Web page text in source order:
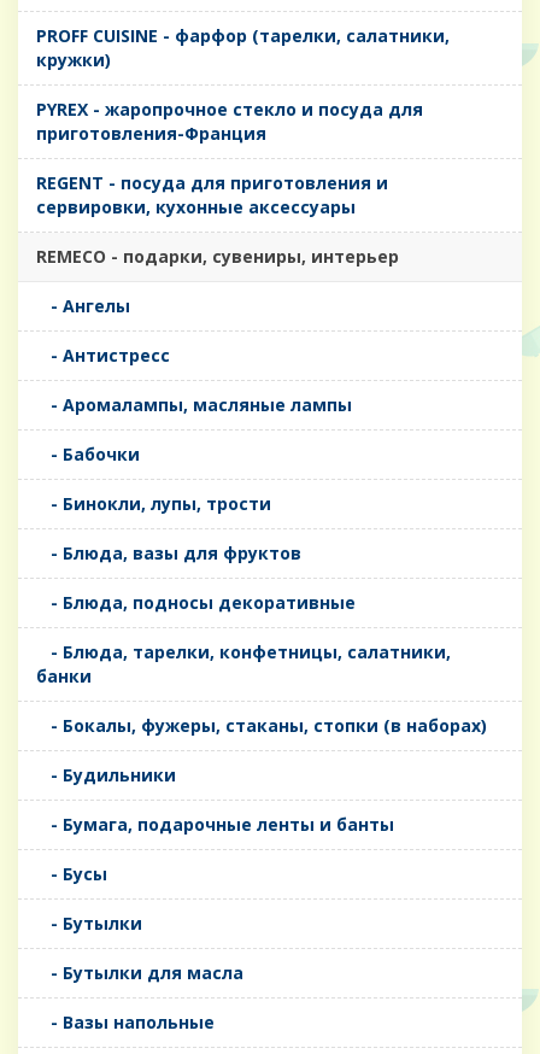
PROFF CUISINE - фарфор (тарелки, салатники,
кружки)
PYREX - жаропрочное стекло и посуда для
приготовления-Франция
REGENT - посуда для приготовления и
сервировки, кухонные аксессуары
REMECO - подарки, сувениры, интерьер
- Ангелы
- Антистресс
- Аромалампы, масляные лампы
- Бабочки
- Бинокли, лупы, трости
- Блюда, вазы для фруктов
- Блюда, подносы декоративные
- Блюда, тарелки, конфетницы, салатники,
банки
- Бокалы, фужеры, стаканы, стопки (в наборах)
- Будильники
- Бумага, подарочные ленты и банты
- Бусы
- Бутылки
- Бутылки для масла
- Вазы напольные